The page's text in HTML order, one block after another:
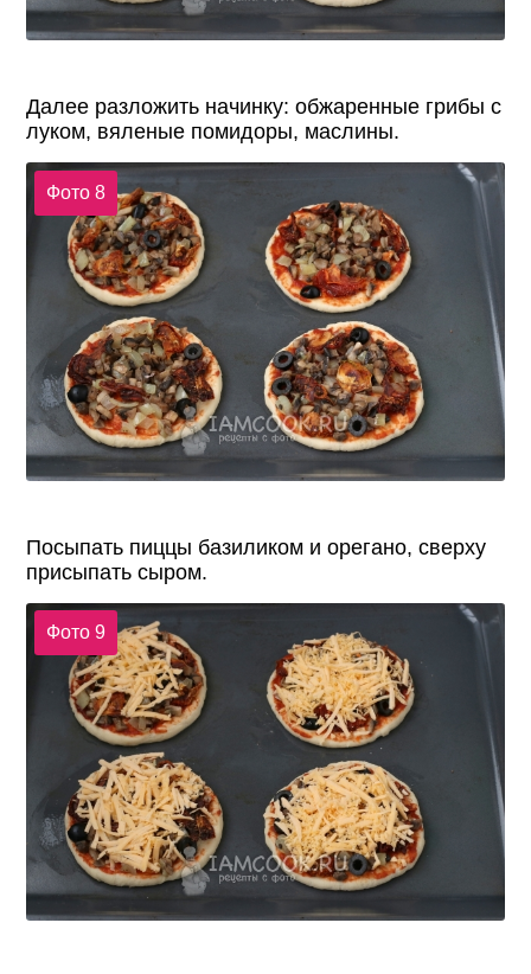
Далее разложить начинку: обжаренные грибы с
луком, вяленые помидоры, маслины.
Фото 8
Посыпать пиццы базиликом и орегано, сверху
присыпать сыром.
Фото 9